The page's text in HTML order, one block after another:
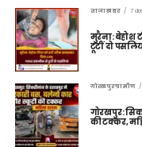
ताज़ा ख़बर 7
मुरैना: बेहोश
टूटीं दो
गोरखपुर ग्रामीण
गोरखपुर:
की टक्कर,